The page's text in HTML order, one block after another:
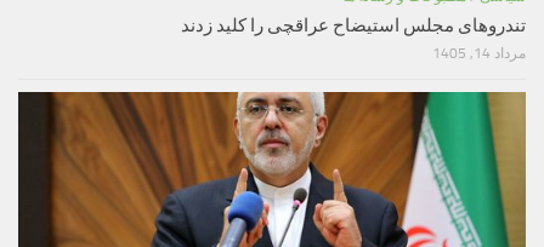
تندروهای مجلس استیضاح عراقچی را کلید زدند
مرداد 14, 1405